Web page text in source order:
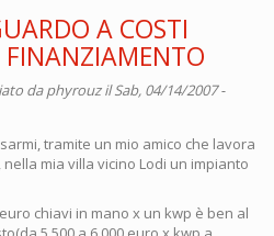
A COSTI
daphyrouzil Sab, 04/14/2007 -
tramite un mio amico che lavora
mia villa vicino Lodi un impianto
chiavi in mano x un kwp è ben al